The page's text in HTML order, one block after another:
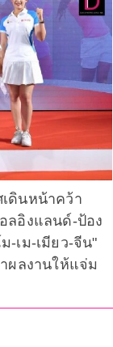
ดินหน้าคว้า
ลอิงแลนด์-ป้อง
-เม-เมียว-จีน"
ผลงานให้แจ่ม